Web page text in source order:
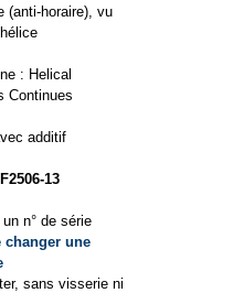
(anti-horaire), vu
: Helical
Continues
additif
13
n° de série
une
sans visserie ni